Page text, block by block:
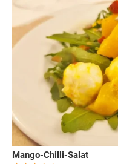
Mango-Chilli-Salat